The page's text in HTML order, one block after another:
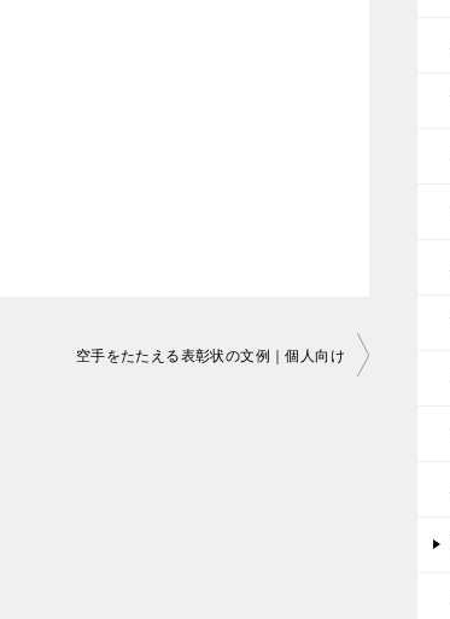
空手をたたえる表彰状の文例｜個人向け